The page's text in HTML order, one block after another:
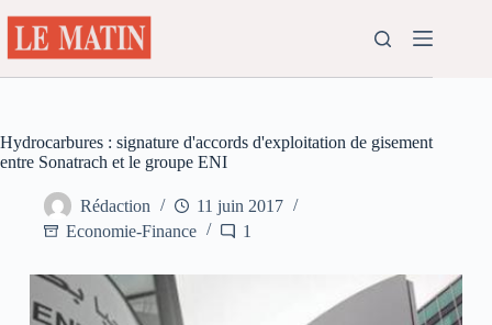
au
contenu
Hydrocarbures : signature d'accords d'exploitation de gisement
entre Sonatrach et le groupe ENI
Rédaction
11 juin 2017
Economie-Finance
1